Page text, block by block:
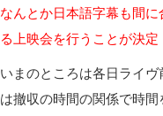
なんとか日本語字幕も間
る上映会を行うことが決定
いまのところは各日ライ
は撤収の時間の関係で時